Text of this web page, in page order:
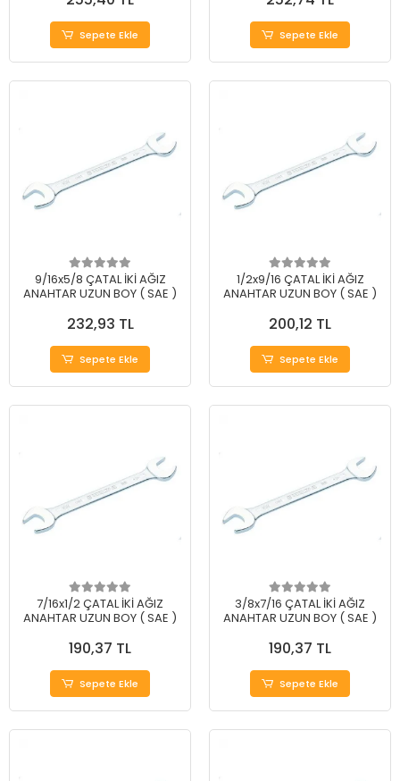
Sepete Ekle Sepete Ekle
9/16x5/8 ÇATAL İKİ AĞIZ
ANAHTAR UZUN BOY ( SAE )
232,93 TL
Sepete Ekle
1/2x9/16 ÇATAL İKİ AĞIZ
ANAHTAR UZUN BOY ( SAE )
200,12 TL
Sepete Ekle
7/16x1/2 ÇATAL İKİ AĞIZ
ANAHTAR UZUN BOY ( SAE )
190,37 TL
Sepete Ekle
3/8x7/16 ÇATAL İKİ AĞIZ
ANAHTAR UZUN BOY ( SAE )
190,37 TL
Sepete Ekle